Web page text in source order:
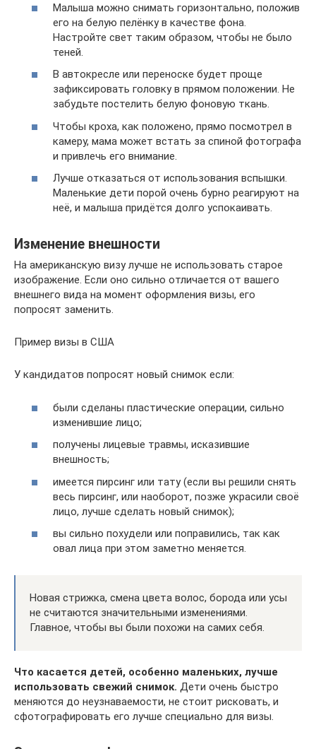
Малыша можно снимать горизонтально, положив
его на белую пелёнку в качестве фона.
Настройте свет таким образом, чтобы не было
теней.
В автокресле или переноске будет проще
зафиксировать головку в прямом положении. Не
забудьте постелить белую фоновую ткань.
Чтобы кроха, как положено, прямо посмотрел в
камеру, мама может встать за спиной фотографа
и привлечь его внимание.
Лучше отказаться от использования вспышки.
Маленькие дети порой очень бурно реагируют на
неё, и малыша придётся долго успокаивать.
Изменение внешности
На американскую визу лучше не использовать старое
изображение. Если оно сильно отличается от вашего
внешнего вида на момент оформления визы, его
попросят заменить.
Пример визы в США
У кандидатов попросят новый снимок если:
были сделаны пластические операции, сильно
изменившие лицо;
получены лицевые травмы, исказившие
внешность;
имеется пирсинг или тату (если вы решили снять
весь пирсинг, или наоборот, позже украсили своё
лицо, лучше сделать новый снимок);
вы сильно похудели или поправились, так как
овал лица при этом заметно меняется.
Новая стрижка, смена цвета волос, борода или усы
не считаются значительными изменениями.
Главное, чтобы вы были похожи на самих себя.
Что касается детей, особенно маленьких, лучше
использовать свежий снимок. Дети очень быстро
меняются до неузнаваемости, не стоит рисковать, и
сфотографировать его лучше специально для визы.